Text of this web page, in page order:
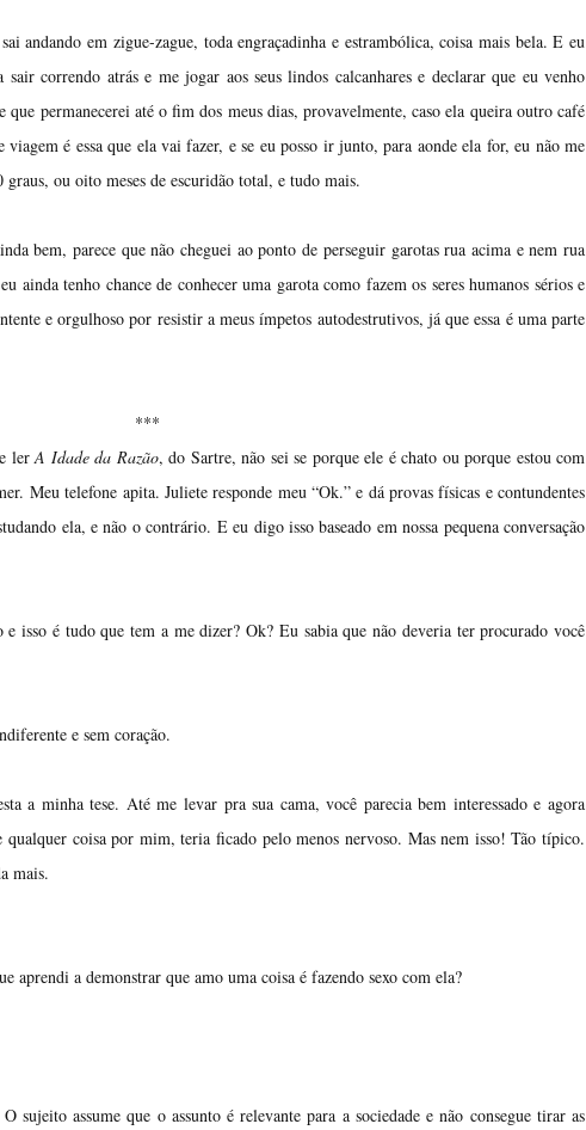
andando em zigue-zague, toda engraçadinha e estrambólica, coisa mais bela. E eu
correndo atrás e me jogar aos seus lindos calcanhares e declarar que eu venho
que permanecerei até o fim dos meus dias, provavelmente, caso ela queira outro café
é essa que ela vai fazer, e se eu posso ir junto, para aonde ela for, eu não me
ou oito meses de escuridão total, e tudo mais.
bem, parece que não cheguei ao ponto de perseguir garotas rua acima e nem rua
ainda tenho chance de conhecer uma garota como fazem os seres humanos sérios e
e orgulhoso por resistir a meus ímpetos autodestrutivos, já que essa é uma parte
***
lerA Idade da Razão, do Sartre, não sei se porque ele é chato ou porque estou com
Meu telefone apita. Juliete responde meu “Ok.” e dá provas físicas e contundentes
ela, e não o contrário. E eu digo isso baseado em nossa pequena conversação
isso é tudo que tem a me dizer? Ok? Eu sabia que não deveria ter procurado você
e sem coração.
a minha tese. Até me levar pra sua cama, você parecia bem interessado e agora
qualquer coisa por mim, teria ficado pelo menos nervoso. Mas nem isso! Tão típico.
mais.
aprendi a demonstrar que amo uma coisa é fazendo sexo com ela?
sujeito assume que o assunto é relevante para a sociedade e não consegue tirar as